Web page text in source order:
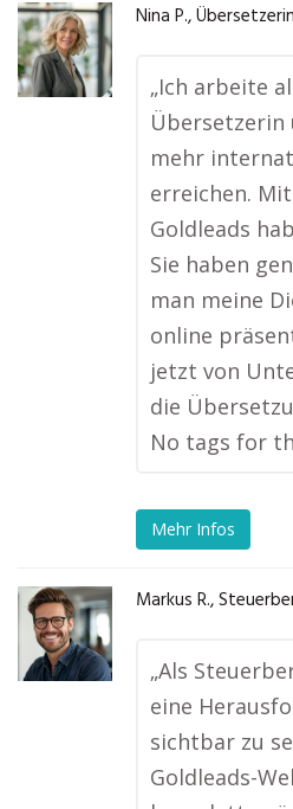
Nina P., Übersetzerin
„Ich arbeite
Übersetzerin
mehr
erreichen.
Goldleads
Sie haben
man meine
online
jetzt von
die
No tags for
Mehr Infos
Markus R.,
„Als
eine
sichtbar zu
Goldleads-